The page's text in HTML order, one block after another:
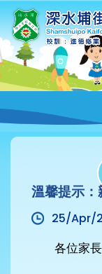
溫馨提示
25/Apr/
各位家長